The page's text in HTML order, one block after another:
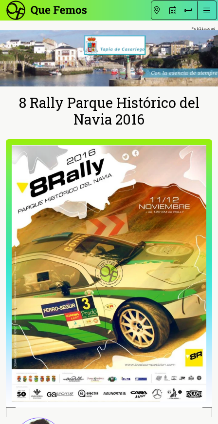
8 Rally Parque Histórico del
Navia 2016